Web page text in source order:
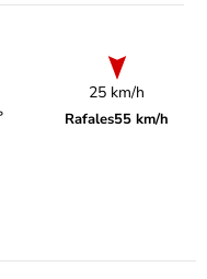
25 km/h
Rafales55 km/h